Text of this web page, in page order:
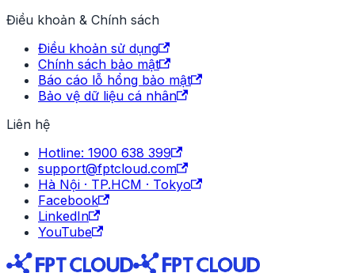
Điều khoản & Chính sách
Điều khoản sử dụng
Chính sách bảo mật
Báo cáo lỗ hổng bảo mật
Bảo vệ dữ liệu cá nhân
Liên hệ
Hotline: 1900 638 399
support@fptcloud.com
Hà Nội · TP.HCM · Tokyo
Facebook
LinkedIn
YouTube